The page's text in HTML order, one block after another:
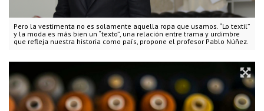
Pero la vestimenta no es solamente aquella ropa que usamos. “Lo textil”
y la moda es más bien un “texto”, una relación entre trama y urdimbre
que refleja nuestra historia como país, propone el profesor Pablo Núñez.